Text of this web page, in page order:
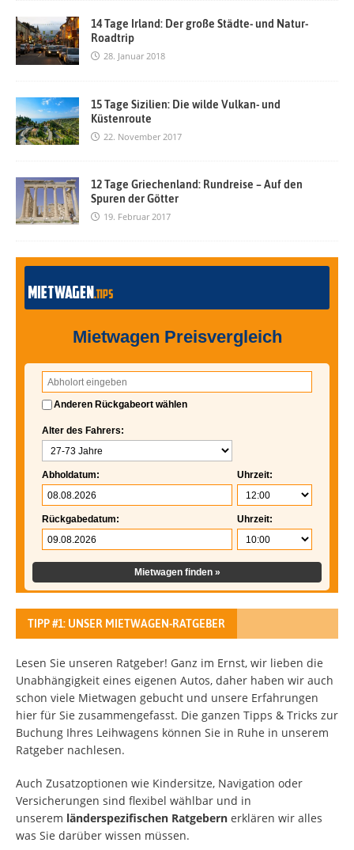
14 Tage Irland: Der große Städte- und Natur-
Roadtrip
28. Januar 2018
15 Tage Sizilien: Die wilde Vulkan- und
Küstenroute
22. November 2017
12 Tage Griechenland: Rundreise – Auf den
Spuren der Götter
19. Februar 2017
Mietwagen Preisvergleich
Anderen Rückgabeort wählen
Alter des Fahrers:
Abholdatum:
Rückgabedatum:
Uhrzeit:
Uhrzeit:
Mietwagen finden »
TIPP #1: UNSER MIETWAGEN-RATGEBER
Lesen Sie unseren Ratgeber! Ganz im Ernst, wir lieben die
Unabhängigkeit eines eigenen Autos, daher haben wir auch
schon viele Mietwagen gebucht und unsere Erfahrungen
hier für Sie zusammengefasst. Die ganzen Tipps & Tricks zur
Buchung Ihres Leihwagens können Sie in Ruhe in unserem
Ratgeber nachlesen.
Auch Zusatzoptionen wie Kindersitze, Navigation oder
Versicherungen sind flexibel wählbar und in
unserem länderspezifischen Ratgebern erklären wir alles
was Sie darüber wissen müssen.